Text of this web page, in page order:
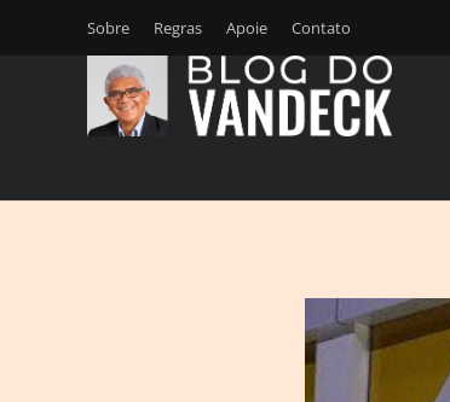
Sobre Regras Apoie Contato